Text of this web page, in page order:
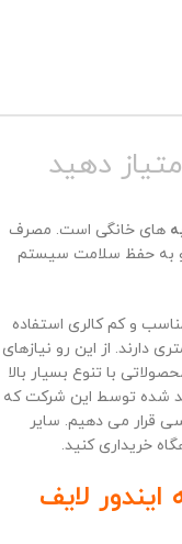
دهید
های خانگی است. مصرف
به حفظ سلامت سیستم
و کم کالری استفاده
دارند. از این رو نیازهای
با تنوع بسیار بالا
شده توسط این شرکت که
قرار می دهیم. سایر
خریداری کنید.
لایف